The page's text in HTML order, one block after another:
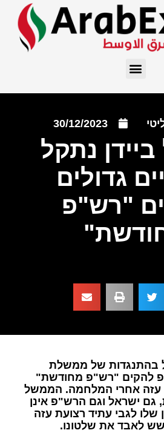
30/12/2023
נתקל
גדולים
"רש"פ
בהתנגדות של ממשלת
להקים "רש"פ מחודשת"
עזה אחרי המלחמה. הממשל
גם ישראל וגם הרש"פ אינן
שלו לגבי עתיד רצועת עזה
לאבד את שלטונו.